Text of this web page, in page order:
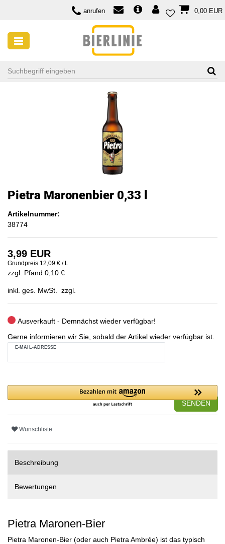
anrufen 0,00 EUR
Pietra Maronenbier 0,33 l
Artikelnummer:
38774
3,99 EUR
Grundpreis 12,09 € / L
zzgl. Pfand 0,10 €
inkl. ges. MwSt. zzgl.
Ausverkauft - Demnächst wieder verfügbar!
Gerne informieren wir Sie, sobald der Artikel wieder verfügbar ist.
E-MAIL-ADRESSE
SENDEN
Wunschliste
Beschreibung
Bewertungen
Pietra Maronen-Bier
Pietra Maronen-Bier (oder auch Pietra Ambrée) ist das typisch